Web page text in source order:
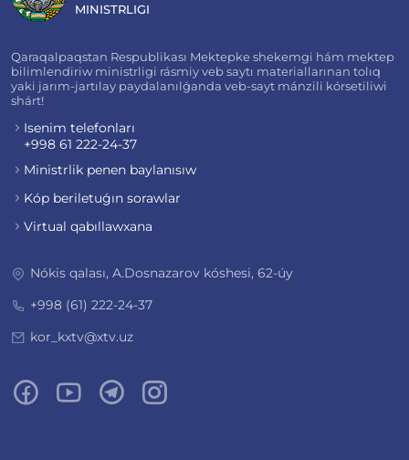
MINISTRLIGI
Qaraqalpaqstan Respublikası Mektepke shekemgi hám mektep
bilimlendiriw ministrligi rásmiy veb saytı materiallarınan tolıq
yaki jarım-jartılay paydalanılǵanda veb-sayt mánzili kórsetiliwi
shárt!
Isenim telefonları
+998 61 222-24-37
Ministrlik penen baylanısıw
Kóp beriletuǵın sorawlar
Virtual qabıllawxana
Nókis qalası, A.Dosnazarov kóshesi, 62-úy
+998 (61) 222-24-37
kor_kxtv@xtv.uz